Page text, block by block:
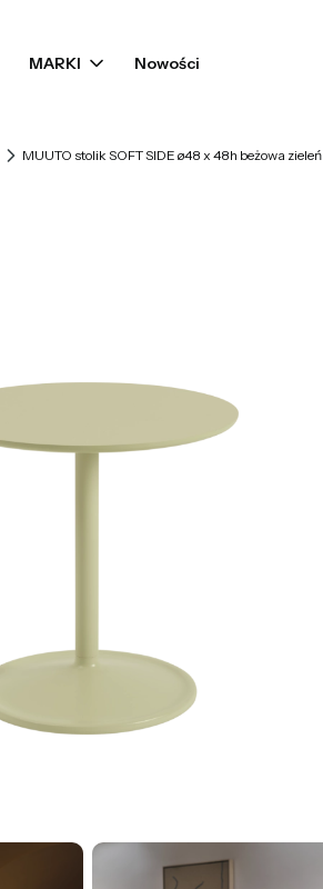
MARKI Nowości
MUUTO stolik SOFT SIDE ø48 x 48h beżowa zieleń